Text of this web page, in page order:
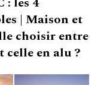
| Maison et
choisir entre
celle en alu ?